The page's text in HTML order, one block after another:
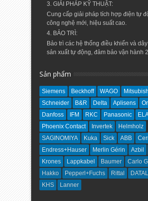
3. GIẢI PHÁP KỸ THUẬT:
Cung cấp giải pháp tích hợp điện tự
công nghệ mới, hiệu suất cao.
4. BẢO TRÌ:
Bảo trì các hệ thống điều khiển và
sản xuất tự động, đảm bảo vận hành
Sản phẩm
Siemens Beckhoff WAGO
Schneider
B&R Delta Aplisens
Danfoss
IFM RKC Panasonic
Phoenix Contact
Invertek
Helmholz
SAGINOMIYA
Kuka Sick ABB
Endress+Hauser
Merlin Gérin Azbil
Krones
Lappkabel Baumer
Carlo
Hakko
Pepperl+Fuchs Rittal
KHS
Lanner